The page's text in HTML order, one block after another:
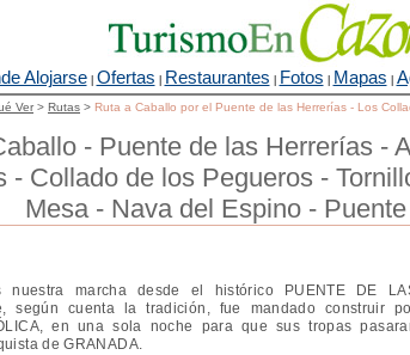
Alojarse| Ofertas | Restaurantes | Fotos | Mapas |
Ver > Rutas > Ruta a Caballo por el Puente de las Herrerías - Los
- Puente de las Herrerías -
- Collado de los Pegueros -
Mesa - Nava del Espino -
marcha desde el histórico PUENTE DE
según cuenta la tradición, fue mandado construir
en una sola noche para que sus tropas
de GRANADA.